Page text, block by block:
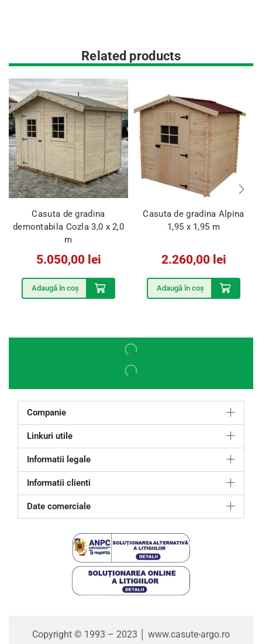
Related products
Casuta de gradina
demontabila Cozla 3,0 x 2,0
m
5.050,00 lei
Adaugă în coș
Casuta de gradina Alpina
1,95 x 1,95 m
2.260,00 lei
Adaugă în coș
Companie
Linkuri utile
Informatii legale
Informatii clienti
Date comerciale
Copyright © 1993 – 2023 │ www.casute-argo.ro